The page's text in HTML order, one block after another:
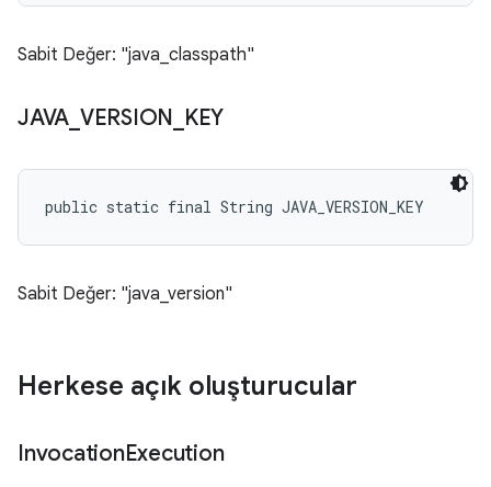
Sabit Değer: "java_classpath"
JAVA VERSION KEY
public static final String JAVA_VERSION_KEY
Sabit Değer: "java_version"
Herkese açık oluşturucular
InvocationExecution